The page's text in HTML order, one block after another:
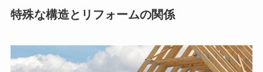
特殊な構造とリフォームの関係